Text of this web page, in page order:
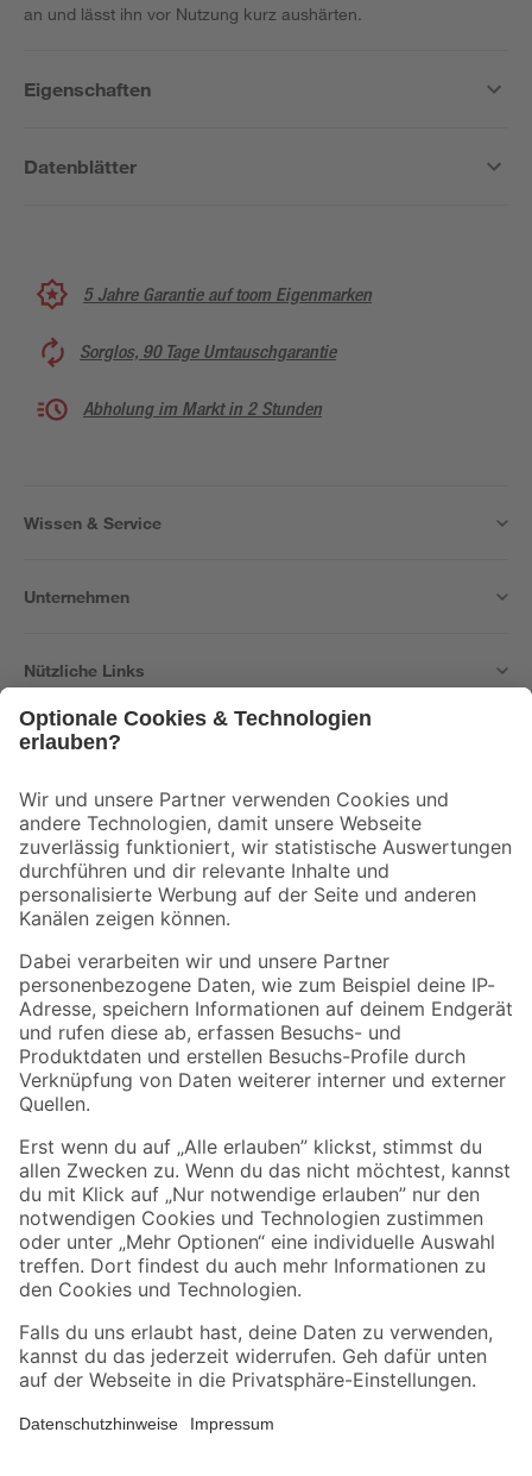
an und lässt ihn vor Nutzung kurz aushärten.
Eigenschaften
Datenblätter
5 Jahre Garantie auf toom Eigenmarken
Sorglos, 90 Tage Umtauschgarantie
Abholung im Markt in 2 Stunden
Wissen & Service
Unternehmen
Nützliche Links
Der toom Newsletter: Keine Angebote und Aktionen mehr verpassen!
Zur Newsletter Anmeldung
Folge uns
Zahlungsarten Versandarten
Sicher einkaufen
Jetzt die toom-App herunterladen
Alle Preisangaben in EUR inkl. gesetzl. MwSt.. Die dargestellten Angebote sind unter
Umständen nicht in allen Märkten verfügbar. Die angegebenen Verfügbarkeiten beziehen
Produkte nur solange der Vorrat reicht.
*Paketversand ab 59 € versandkostenfrei, gilt nicht für Artikel mit Speditionsversand, hier